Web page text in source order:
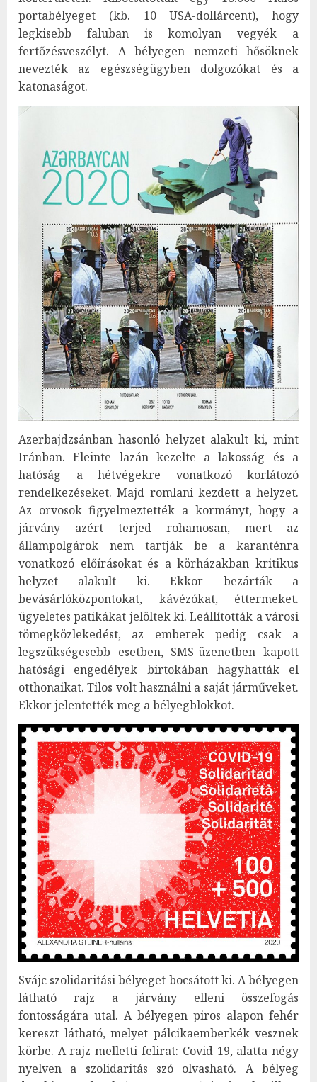
portabélyeget (kb. 10 USA-dollárcent), hogy
legkisebb faluban is komolyan vegyék a
fertőzésveszélyt. A bélyegen nemzeti hősöknek
nevezték az egészségügyben dolgozókat és a
katonaságot.
Azerbajdzsánban hasonló helyzet alakult ki, mint
Iránban. Eleinte lazán kezelte a lakosság és a
hatóság a hétvégekre vonatkozó korlátozó
rendelkezéseket. Majd romlani kezdett a helyzet.
Az orvosok figyelmeztették a kormányt, hogy a
járvány azért terjed rohamosan, mert az
állampolgárok nem tartják be a karanténra
vonatkozó előírásokat és a körházakban kritikus
helyzet alakult ki. Ekkor bezárták a
bevásárlóközpontokat, kávézókat, éttermeket.
ügyeletes patikákat jelöltek ki. Leállították a városi
tömegközlekedést, az emberek pedig csak a
legszükségesebb esetben, SMS-üzenetben kapott
hatósági engedélyek birtokában hagyhatták el
otthonaikat. Tilos volt használni a saját járműveket.
Ekkor jelentették meg a bélyegblokkot.
Svájc szolidaritási bélyeget bocsátott ki. A bélyegen
látható rajz a járvány elleni összefogás
fontosságára utal. A bélyegen piros alapon fehér
kereszt látható, melyet pálcikaemberkék vesznek
körbe. A rajz melletti felirat: Covid-19, alatta négy
nyelven a szolidaritás szó olvasható. A bélyeg